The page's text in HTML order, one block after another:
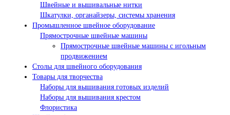
Швейные и вышивальные нитки
Шкатулки, органайзеры, системы хранения
Промышленное швейное оборудование
Прямострочные швейные машины
Прямострочные швейные машины с игольным
продвижением
Столы для швейного оборудования
Товары для творчества
Наборы для вышивания готовых изделий
Наборы для вышивания крестом
Флористика